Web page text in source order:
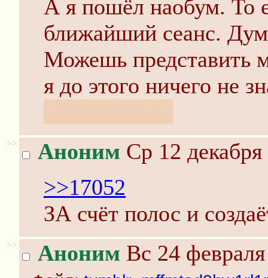
А я пошёл наобум. То
ближайший сеанс.
Можешь представить
я до этого ничего не
>> Аноним Ср 12
>>17052
ЗА счёт полос и
>> Аноним Вс 24